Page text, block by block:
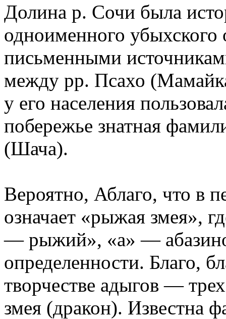
Долина р. Сочи была
одноименного
письменными
между pp. Псахо
у его населения
побережье знатная
(Шача).
Вероятно, Аблаго, что в
означает «рыжая змея»,
— рыжий», «а» —
определенности. Благо,
творчестве адыгов —
змея (дракон). Известна